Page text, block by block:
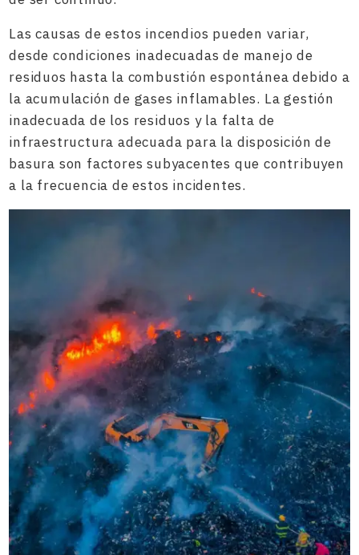
Las causas de estos incendios pueden variar,
desde condiciones inadecuadas de manejo de
residuos hasta la combustión espontánea debido a
la acumulación de gases inflamables. La gestión
inadecuada de los residuos y la falta de
infraestructura adecuada para la disposición de
basura son factores subyacentes que contribuyen
a la frecuencia de estos incidentes.